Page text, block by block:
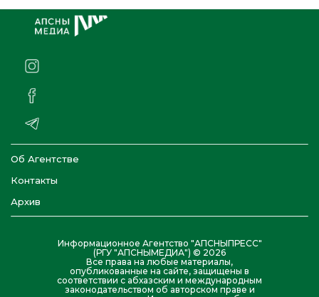
Об Агентстве
Контакты
Архив
Информационное Агентство "АПСНЫПРЕСС"
(РГУ "АПСНЫМЕДИА") © 2026
Все права на любые материалы,
опубликованные на сайте, защищены в
соответствии с абхазским и международным
законодательством об авторском праве и